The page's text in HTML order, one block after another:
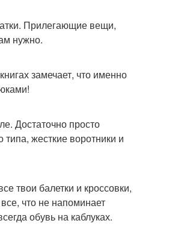
Прилегающие вещи,
нужно.
замечает, что именно
Достаточно просто
жесткие воротники и
твои балетки и кроссовки,
что не напоминает
обувь на каблуках.